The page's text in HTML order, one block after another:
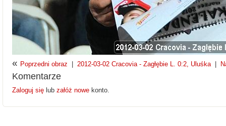
« Poprzedni obraz 2012-03-02 Cracovia - Zagłębie L. 0:2, Uluśka
Komentarze
Zaloguj się lub załóż nowe konto.